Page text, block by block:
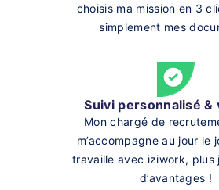
choisis ma mission en 3
simplement mes
Suivi personnalisé &
Mon chargé de
m’accompagne au jour le
travaille avec iziwork, plus
d’avantages !